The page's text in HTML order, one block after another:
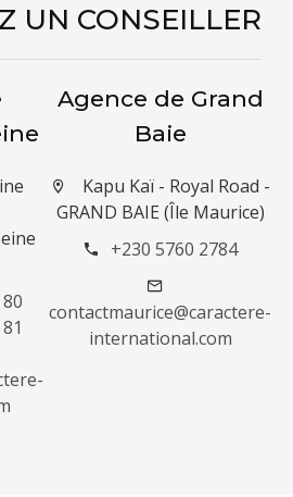
UN CONSEILLER
Agence de Grand
Baie
Kapu Kaï - Royal Road -
GRAND BAIE (Île Maurice)
+230 5760 2784
contactmaurice@caractere-
international.com